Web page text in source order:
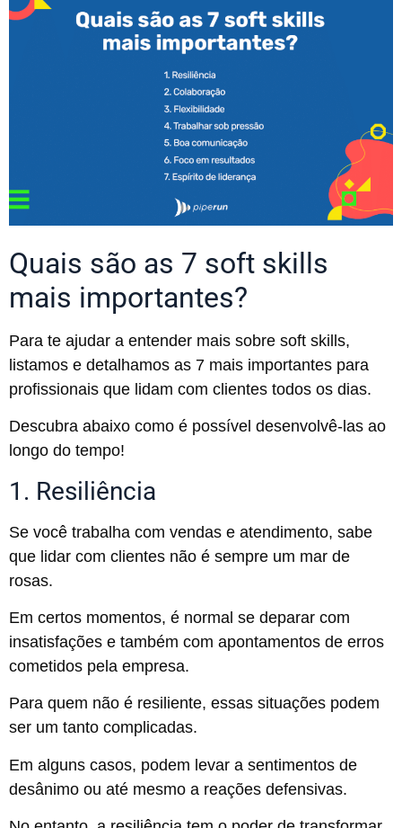
Quais são as 7 soft skills
mais importantes?
Para te ajudar a entender mais sobre soft skills,
listamos e detalhamos as 7 mais importantes para
profissionais que lidam com clientes todos os dias.
Descubra abaixo como é possível desenvolvê-las ao
longo do tempo!
1. Resiliência
Se você trabalha com vendas e atendimento, sabe
que lidar com clientes não é sempre um mar de
rosas.
Em certos momentos, é normal se deparar com
insatisfações e também com apontamentos de erros
cometidos pela empresa.
Para quem não é resiliente, essas situações podem
ser um tanto complicadas.
Em alguns casos, podem levar a sentimentos de
desânimo ou até mesmo a reações defensivas.